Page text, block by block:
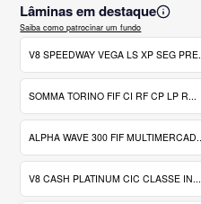
Lâminas em destaque
Saiba como patrocinar um fundo
V8 SPEEDWAY VEGA LS XP SEG PRE...
SOMMA TORINO FIF CI RF CP LP R...
ALPHA WAVE 300 FIF MULTIMERCAD...
V8 CASH PLATINUM CIC CLASSE IN...